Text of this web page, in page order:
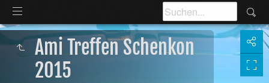
Ami Treffen Schenkon
2015